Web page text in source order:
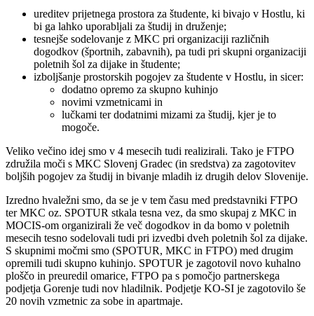
ureditev prijetnega prostora za študente, ki bivajo v Hostlu, ki
bi ga lahko uporabljali za študij in druženje;
tesnejše sodelovanje z MKC pri organizaciji različnih
dogodkov (športnih, zabavnih), pa tudi pri skupni organizaciji
poletnih šol za dijake in študente;
izboljšanje prostorskih pogojev za študente v Hostlu, in sicer:
dodatno opremo za skupno kuhinjo
novimi vzmetnicami in
lučkami ter dodatnimi mizami za študij, kjer je to
mogoče.
Veliko večino idej smo v 4 mesecih tudi realizirali. Tako je FTPO
združila moči s MKC Slovenj Gradec (in sredstva) za zagotovitev
boljših pogojev za študij in bivanje mladih iz drugih delov Slovenije.
Izredno hvaležni smo, da se je v tem času med predstavniki FTPO
ter MKC oz. SPOTUR stkala tesna vez, da smo skupaj z MKC in
MOCIS-om organizirali že več dogodkov in da bomo v poletnih
mesecih tesno sodelovali tudi pri izvedbi dveh poletnih šol za dijake.
S skupnimi močmi smo (SPOTUR, MKC in FTPO) med drugim
opremili tudi skupno kuhinjo. SPOTUR je zagotovil novo kuhalno
ploščo in preuredil omarice, FTPO pa s pomočjo partnerskega
podjetja Gorenje tudi nov hladilnik. Podjetje KO-SI je zagotovilo še
20 novih vzmetnic za sobe in apartmaje.